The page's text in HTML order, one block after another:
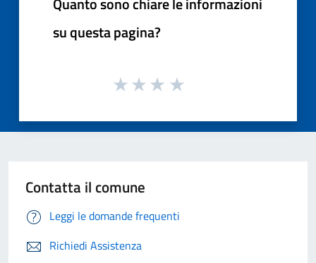
su questa pagina?
Contatta il comune
Leggi le domande frequenti
Richiedi Assistenza